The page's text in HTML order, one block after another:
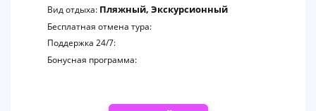
Вид отдыха: Пляжный, Экскурсионный
Бесплатная отмена тура:
Поддержка 24/7:
Бонусная программа: